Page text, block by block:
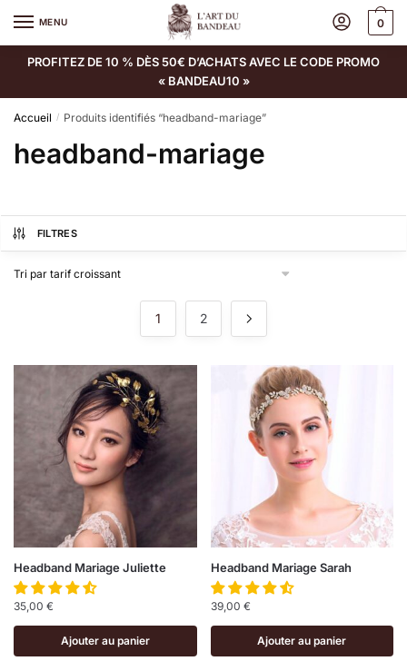
MENU 0
PROFITEZ DE 10 % DÈS 50€ D’ACHATS AVEC LE CODE PROMO
« BANDEAU10 »
Accueil / Produits identifiés “headband-mariage”
headband-mariage
FILTRES
1 2
Headband Mariage Juliette
35,00 €
Ajouter au panier
Headband Mariage Sarah
39,00 €
Ajouter au panier